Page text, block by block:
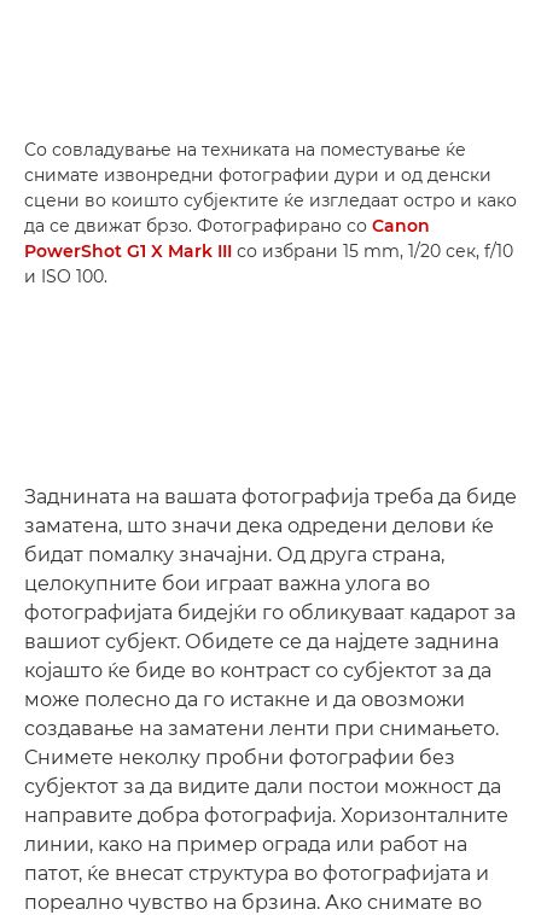
Со совладување на техниката на поместување ќе
снимате извонредни фотографии дури и од денски
сцени во коишто субјектите ќе изгледаат остро и како
да се движат брзо. Фотографирано со Canon
PowerShot G1 X Mark III со избрани 15 mm, 1/20 сек, f/10
и ISO 100.
Заднината на вашата фотографија треба да биде
заматена, што значи дека одредени делови ќе
бидат помалку значајни. Од друга страна,
целокупните бои играат важна улога во
фотографијата бидејќи го обликуваат кадарот за
вашиот субјект. Обидете се да најдете заднина
којашто ќе биде во контраст со субјектот за да
може полесно да го истакне и да овозможи
создавање на заматени ленти при снимањето.
Снимете неколку пробни фотографии без
субјектот за да видите дали постои можност да
направите добра фотографија. Хоризонталните
линии, како на пример ограда или работ на
патот, ќе внесат структура во фотографијата и
пореално чувство на брзина. Ако снимате во